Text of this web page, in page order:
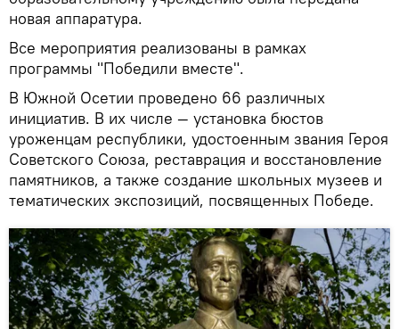
новая аппаратура.
Все мероприятия реализованы в рамках
программы "Победили вместе".
В Южной Осетии проведено 66 различных
инициатив. В их числе — установка бюстов
уроженцам республики, удостоенным звания Героя
Советского Союза, реставрация и восстановление
памятников, а также создание школьных музеев и
тематических экспозиций, посвященных Победе.